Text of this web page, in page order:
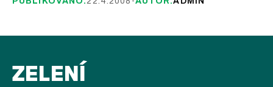
ZELENÍ